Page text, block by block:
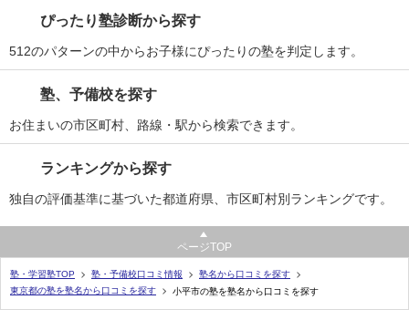
ぴったり塾診断から探す
512のパターンの中からお子様にぴったりの塾を判定します。
塾、予備校を探す
お住まいの市区町村、路線・駅から検索できます。
ランキングから探す
独自の評価基準に基づいた都道府県、市区町村別ランキングです。
ページTOP
塾・学習塾TOP 塾・予備校口コミ情報
塾名から口コミを探す
東京都の塾を塾名から口コミを探す
小平市の塾を塾名から口コミを探す